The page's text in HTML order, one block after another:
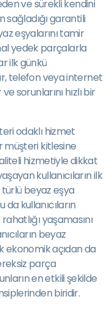
ve sürekli kendini
sağladığı garantili
eşyalarını tamir
yedek parçalarla
ilk günkü
telefon veya internet
sorunlarını hızlı bir
odaklı hizmet
müşteri kitlesine
hizmetiyle dikkat
kullanıcıların ilk
türlü beyaz eşya
kullanıcıların
yaşamasını
beyaz
ekonomik açıdan da
parça
en etkili şekilde
biridir.